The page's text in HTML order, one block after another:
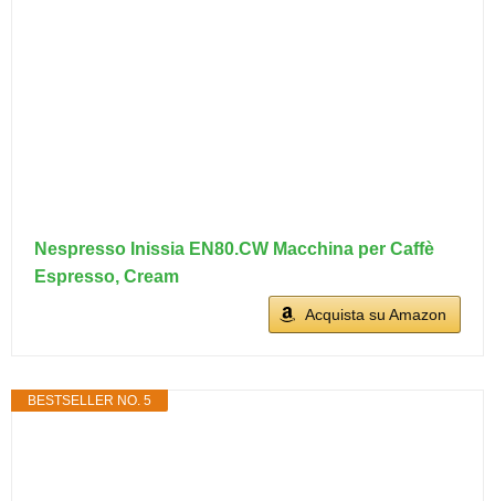
Nespresso Inissia EN80.CW Macchina per Caffè
Espresso, Cream
Acquista su Amazon
BESTSELLER NO. 5